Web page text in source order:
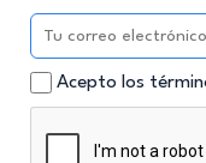
Acepto los